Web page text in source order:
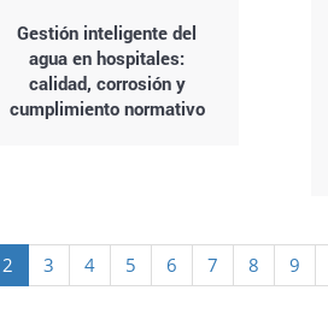
Gestión inteligente del
agua en hospitales:
calidad, corrosión y
cumplimiento normativo
Página
actual
2 Page
3 Page
4 Page
5 Page
6 Page
7 Page
8 Page
9